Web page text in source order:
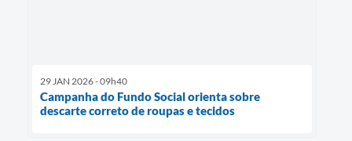
29 JAN 2026 - 09h40
Campanha do Fundo Social orienta sobre
descarte correto de roupas e tecidos